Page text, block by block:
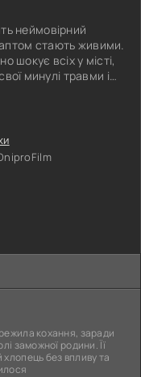
неймовірний
стають живими.
шокує всіх у місті,
минулі травми і
напругу. Усі сім'ї
це і радість, і
і поховані на
тож тепер
кохання, заради
заможної родини. Її
без впливу та